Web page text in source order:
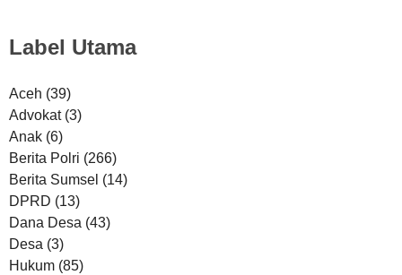
Label Utama
Aceh (39)
Advokat (3)
Anak (6)
Berita Polri (266)
Berita Sumsel (14)
DPRD (13)
Dana Desa (43)
Desa (3)
Hukum (85)